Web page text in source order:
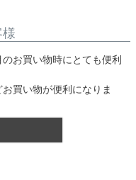
お買い物時にとても便利
買い物が便利になりま